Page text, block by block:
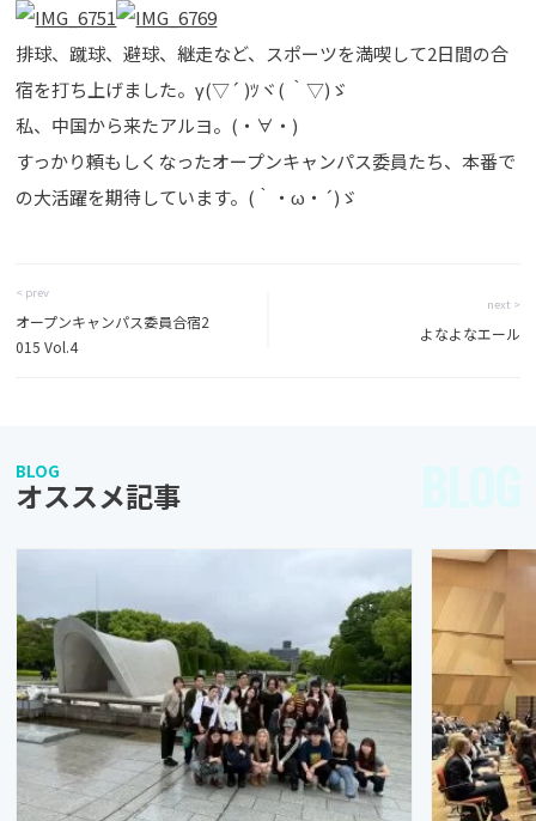
排球、蹴球、避球、継走など、スポーツを満喫して2日間の合
宿を打ち上げました。γ(▽´ )ﾂヾ( ｀▽)ゞ
私、中国から来たアルヨ。(・∀・)
すっかり頼もしくなったオープンキャンパス委員たち、本番で
の大活躍を期待しています。(｀・ω・´)ゞ
< prev
オープンキャンパス委員合宿2
015 Vol.4
next >
よなよなエール
BLOG
オススメ記事